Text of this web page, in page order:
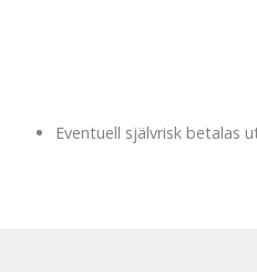
Eventuell självrisk betalas